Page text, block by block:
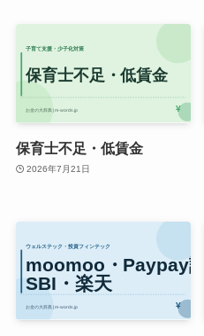
保育士不足・低賃金
2026年7月21日